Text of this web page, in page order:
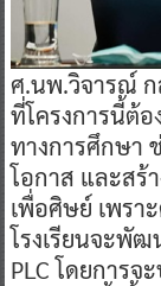
ศ.นพ.วิจารณ์ ก
ที่โครงการนี้ต้
ทางการศึกษา
โอกาส และส
เพื่อศิษย์ เพร
โรงเรียนจะพั
PLC โดยการ